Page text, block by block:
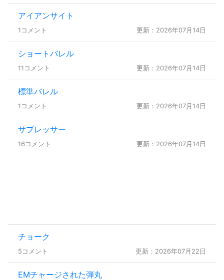
アイアンサイト
1コメント 更新：2026年07月14日
ショートバレル
11コメント 更新：2026年07月14日
標準バレル
1コメント 更新：2026年07月14日
サプレッサー
16コメント 更新：2026年07月14日
チョーク
5コメント 更新：2026年07月22日
EMチャージされた弾丸